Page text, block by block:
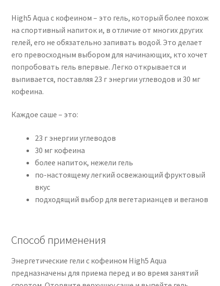
High5 Aqua с кофеином – это гель, который более похож
на спортивный напиток и, в отличие от многих других
гелей, его не обязательно запивать водой. Это делает
его превосходным выбором для начинающих, кто хочет
попробовать гель впервые. Легко открывается и
выпивается, поставляя 23 г энергии углеводов и 30 мг
кофеина.
Каждое саше – это:
23 г энергии углеводов
30 мг кофеина
более напиток, нежели гель
по-настоящему легкий освежающий фруктовый
вкус
подходящий выбор для вегетарианцев и веганов
Способ применения
Энергетические гели с кофеином High5 Aqua
предназначены для приема перед и во время занятий